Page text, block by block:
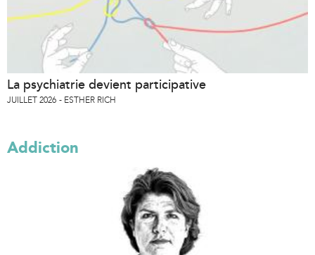
La psychiatrie devient participative
JUILLET 2026 ESTHER RICH
Addiction